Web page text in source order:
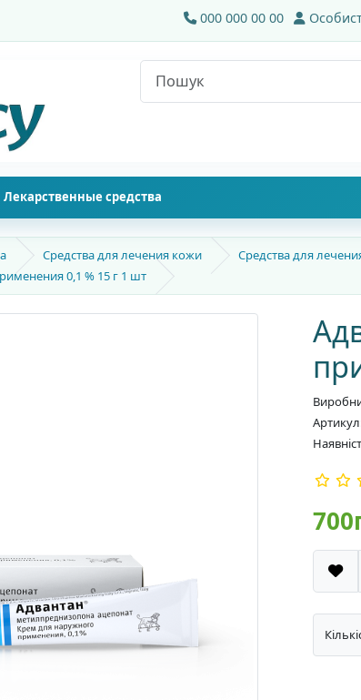
000 000 00 00
Лекарственные средства
Средства для лечения кожи Средства для
0,1 % 15 г 1 шт